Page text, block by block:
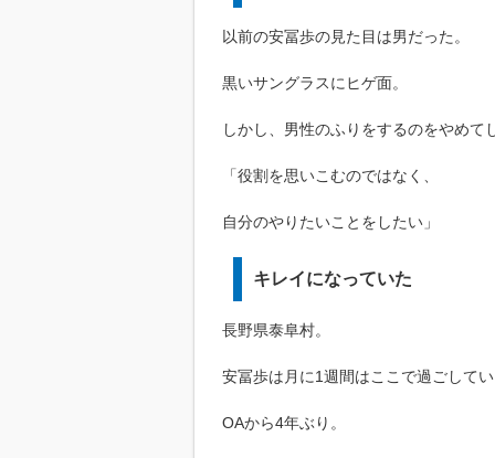
以前の安冨歩の見た目は男だった。
黒いサングラスにヒゲ面。
しかし、男性のふりをするのをやめて
「役割を思いこむのではなく、
自分のやりたいことをしたい」
キレイになっていた
長野県泰阜村。
安冨歩は月に1週間はここで過ごしてい
OAから4年ぶり。